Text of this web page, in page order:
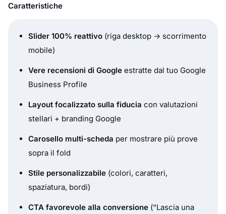
Caratteristiche
Slider 100% reattivo (riga desktop → scorrimento
mobile)
Vere recensioni di Google estratte dal tuo Google
Business Profile
Layout focalizzato sulla fiducia con valutazioni
stellari + branding Google
Carosello multi-scheda per mostrare più prove
sopra il fold
Stile personalizzabile (colori, caratteri,
spaziatura, bordi)
CTA favorevole alla conversione (“Lascia una